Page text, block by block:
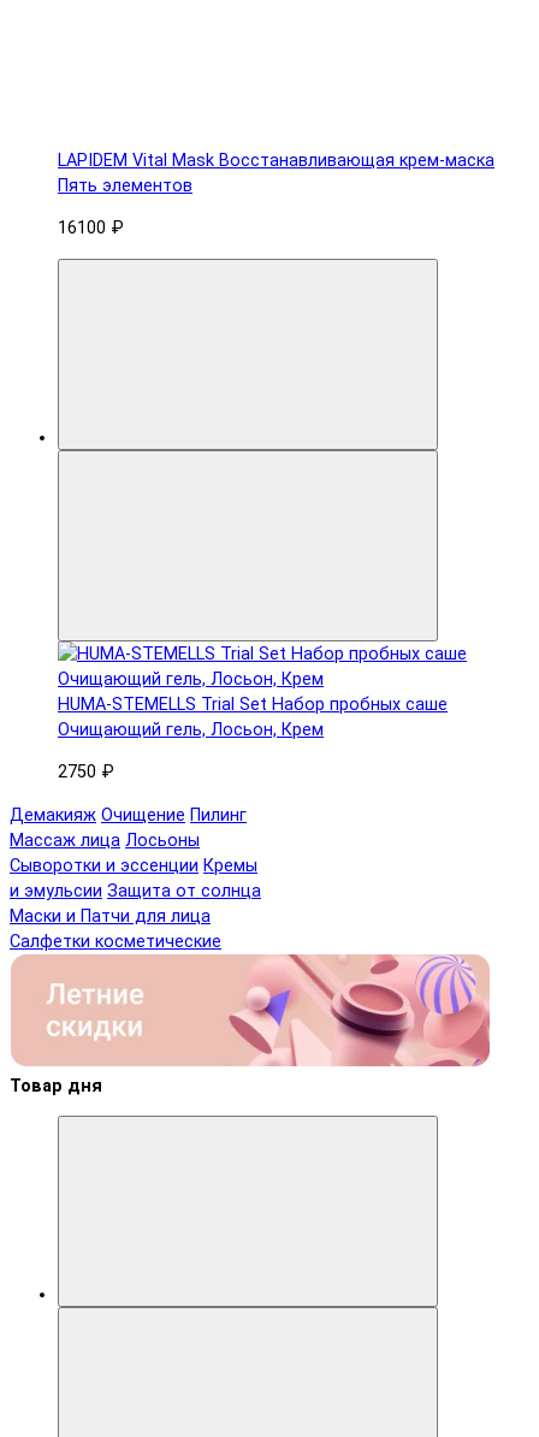
LAPIDEM Vital Mask Восстанавливающая крем-маска
Пять элементов
16100 ₽
HUMA-STEMELLS Trial Set Набор пробных саше
Очищающий гель, Лосьон, Крем
2750 ₽
Демакияж Очищение Пилинг
Массаж лица Лосьоны
Сыворотки и эссенции Кремы
и эмульсии Защита от солнца
Маски и Патчи для лица
Салфетки косметические
Товар дня